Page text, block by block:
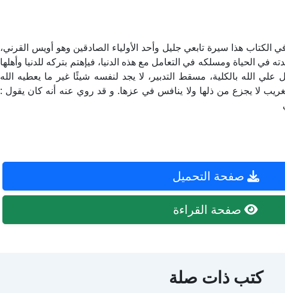
الكتاب هذا سيرة تابعي جليل وأحد الأولياء الصادقين وهو أويس القرني،
الحياة ومسلكه في التعامل مع هذه الدنيا، فيإهتم بتركه للدنيا وأهلها
علي الله بالكلية، مسقط التدبير، لا يجد لنفسه شيئًا غير ما يعطيه الله
لا يجزع من ذلها ولا ينافس في عزها. و قد روي عنه أنه كان يقول :
صفحة التحميل
صفحة القراءة
كتب ذات صلة